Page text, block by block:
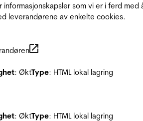
informasjonskapsler som vi er i ferd med
leverandørene av enkelte cookies.
: ØktType: HTML lokal lagring
: ØktType: HTML lokal lagring